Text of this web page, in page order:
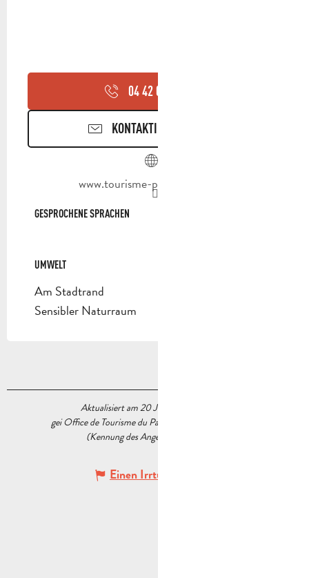
04 42 03 49
KONTAKTIEREN SIE UNS
www.tourisme-paysdaubagne.fr
GESPROCHENE SPRACHEN
GESPROCHENE SPRACHEN
UMWELT
UMWELT
Am Stadtrand
Sensibler Naturraum
Aktualisiert am 20 Juli 2026 Um 11:39
gei Office de Tourisme du Pays d’Aubagne et de l’Étoile
(Kennung des Angebots :
Einen Irrtum angeben